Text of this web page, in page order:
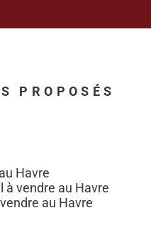
PROPOSÉS
Havre
à vendre au Havre
au Havre